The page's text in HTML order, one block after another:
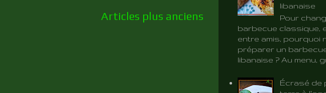
Articles plus anciens
libanaise
Pour
barbecue classique,
entre amis, pourquoi
préparer un
libanaise ? Au menu,
Écrasé de